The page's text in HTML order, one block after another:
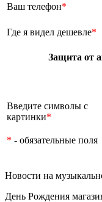
Ваш телефон*
Где я видел дешевле*
Защита от
Введите символы с
картинки*
* - обязательные поля
Новости на
День Рождения